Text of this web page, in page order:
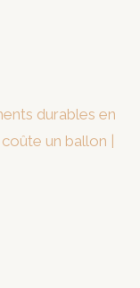
durables en
un ballon |